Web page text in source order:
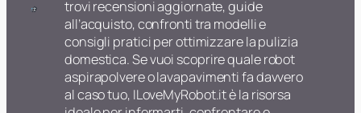
trovi recensioni aggiornate, guide
all’acquisto, confronti tra modelli e
consigli pratici per ottimizzare la pulizia
domestica. Se vuoi scoprire quale robot
aspirapolvere o lavapavimenti fa davvero
al caso tuo, ILoveMyRobot.it è la risorsa